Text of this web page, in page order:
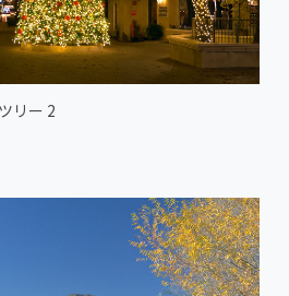
リー 2